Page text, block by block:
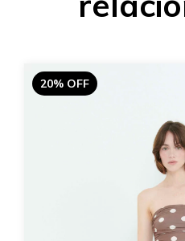
20% OFF